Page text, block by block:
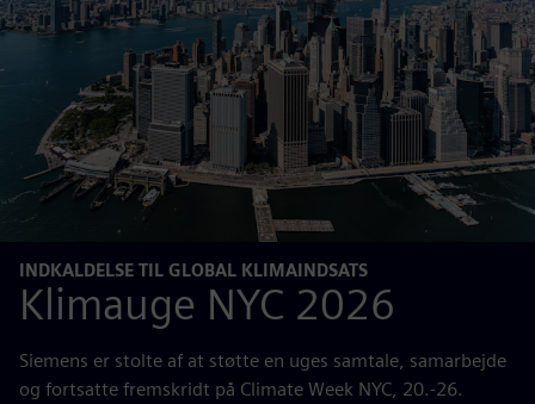
INDKALDELSE TIL GLOBAL KLIMAINDSATS
Klimauge NYC 2026
Siemens er stolte af at støtte en uges samtale, samarbejde
og fortsatte fremskridt på Climate Week NYC, 20.-26.